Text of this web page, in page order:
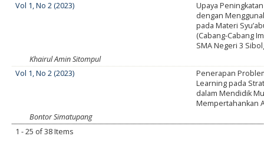
Vol 1, No 2 (2023)
Upaya
dengan
pada Materi
(Cabang-Cabang
SMA Negeri 3
Khairul Amin Sitompul
Vol 1, No 2 (2023)
Penerapan
Learning pada
dalam Mendidik
Mempertahankan
Bontor Simatupang
1 - 25 of 38 Items